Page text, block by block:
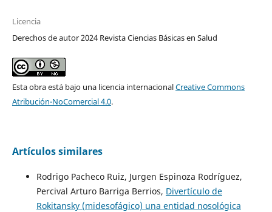
Licencia
Derechos de autor 2024 Revista Ciencias Básicas en Salud
Esta obra está bajo una licencia internacionalCreative Commons
Atribución-NoComercial 4.0.
Artículos similares
Rodrigo Pacheco Ruiz, Jurgen Espinoza Rodríguez,
Percival Arturo Barriga Berrios, Divertículo de
Rokitansky (midesofágico) una entidad nosológica